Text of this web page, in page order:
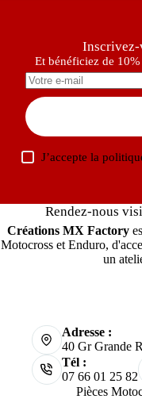
Inscrivez-
Et bénéficiez de
J’accepte la
Rendez-nous
Créations MX Factory
Motocross et Enduro,
un
Adresse :
40 Gr Grande
Tél :
07 66 01 25 82
Pièces